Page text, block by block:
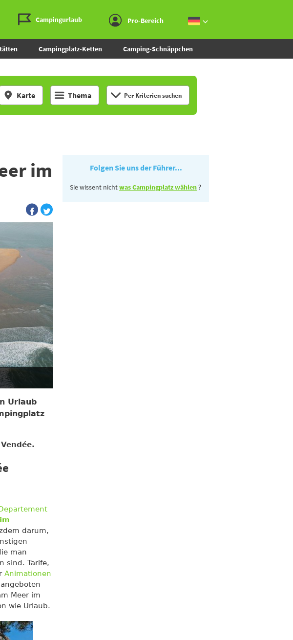
Campingurlaub Pro-Bereich
Campingplatz-Ketten Camping-Schnäppchen
Karte Thema Per Kriterien suchen
im
Urlaub
darum,
man
sind. Tarife,
Animationen
Meer im
wie Urlaub.
Folgen Sie uns der Führer...
Sie wissent nichtwas Campingplatz wählen?